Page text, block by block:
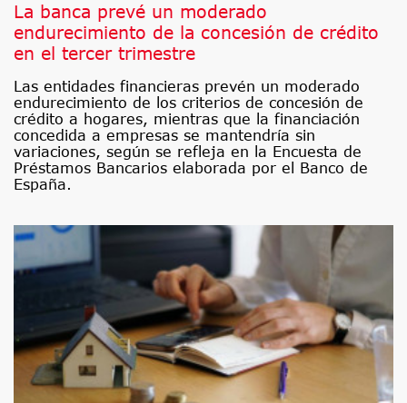
La banca prevé un moderado
endurecimiento de la concesión de crédito
en el tercer trimestre
Las entidades financieras prevén un moderado
endurecimiento de los criterios de concesión de
crédito a hogares, mientras que la financiación
concedida a empresas se mantendría sin
variaciones, según se refleja en la Encuesta de
Préstamos Bancarios elaborada por el Banco de
España.